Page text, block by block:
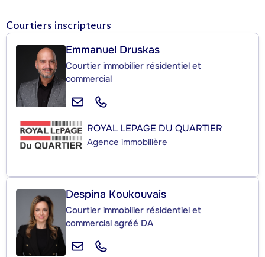
Courtiers inscripteurs
Emmanuel Druskas
Courtier immobilier résidentiel et
commercial
ROYAL LEPAGE DU QUARTIER
Agence immobilière
Despina Koukouvais
Courtier immobilier résidentiel et
commercial agréé DA